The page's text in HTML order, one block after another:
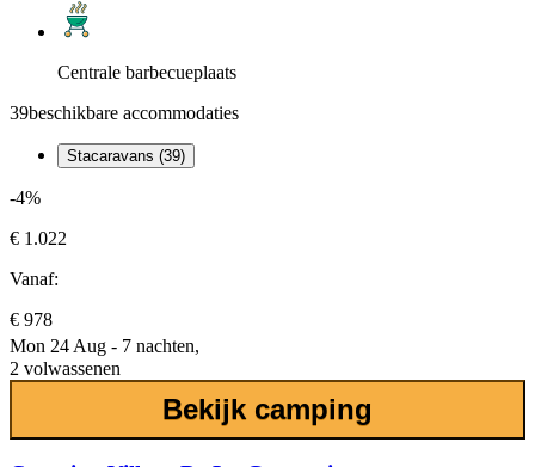
Centrale barbecueplaats
39beschikbare accommodaties
Stacaravans (39)
-4%
€ 1.022
Vanaf:
€ 978
Mon 24 Aug - 7 nachten,
2 volwassenen
Bekijk camping